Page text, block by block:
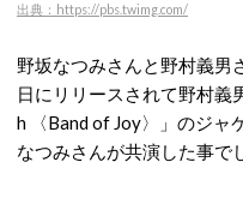
出典：https://pbs.twimg.com/
野坂なつみさんと野村義
日にリリースされて野村
h 〈Band of Joy〉」のジャ
なつみさんが共演した事で